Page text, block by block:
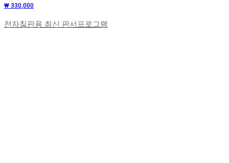
₩ 330,000
전자칠판용 최신 판서프로그램